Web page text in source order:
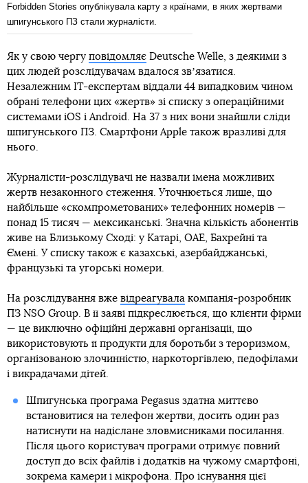
Forbidden Stories опублікувала карту з країнами, в яких жертвами
шпигунського ПЗ стали журналісти.
Як у свою чергу повідомляє Deutsche Welle, з деякими з
цих людей розслідувачам вдалося звʼязатися.
Незалежним IT-експертам віддали 44 випадковим чином
обрані телефони цих «жертв» зі списку з операційними
системами iOS і Android. На 37 з них вони знайшли сліди
шпигунського ПЗ. Смартфони Apple також вразливі для
нього.
Журналісти-розслідувачі не назвали імена можливих
жертв незаконного стеження. Уточнюється лише, що
найбільше «скомпрометованих» телефонних номерів —
понад 15 тисяч — мексиканські. Значна кількість абонентів
живе на Близькому Сході: у Катарі, ОАЕ, Бахрейні та
Ємені. У списку також є казахські, азербайджанські,
французькі та угорські номери.
На розслідування вже відреагувала компанія-розробник
ПЗ NSO Group. В її заяві підкреслюється, що клієнти фірми
— це виключно офіційні державні організації, що
використовують її продукти для боротьби з тероризмом,
організованою злочинністю, наркоторгівлею, педофілами
і викрадачами дітей.
Шпигунська програма Pegasus здатна миттєво
встановитися на телефон жертви, досить один раз
натиснути на надіслане зловмисниками посилання.
Після цього користувач програми отримує повний
доступ до всіх файлів і додатків на чужому смартфоні,
зокрема камери і мікрофона. Про існування цієї